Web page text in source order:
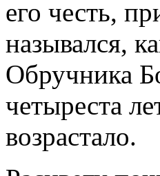
его честь,
назывался,
Обручника
четыреста
возрастало.